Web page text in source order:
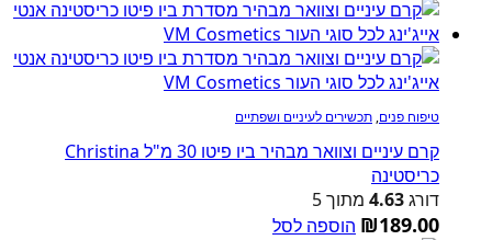
טיפוח פנים, תכשירים לעיניים ושפתיים
קרם עיניים וצוואר מבהיר ביו פיטו 30 מ"ל Christina
כריסטינה
דורג4.63 מתוך 5
₪189.00 הוספה לסל